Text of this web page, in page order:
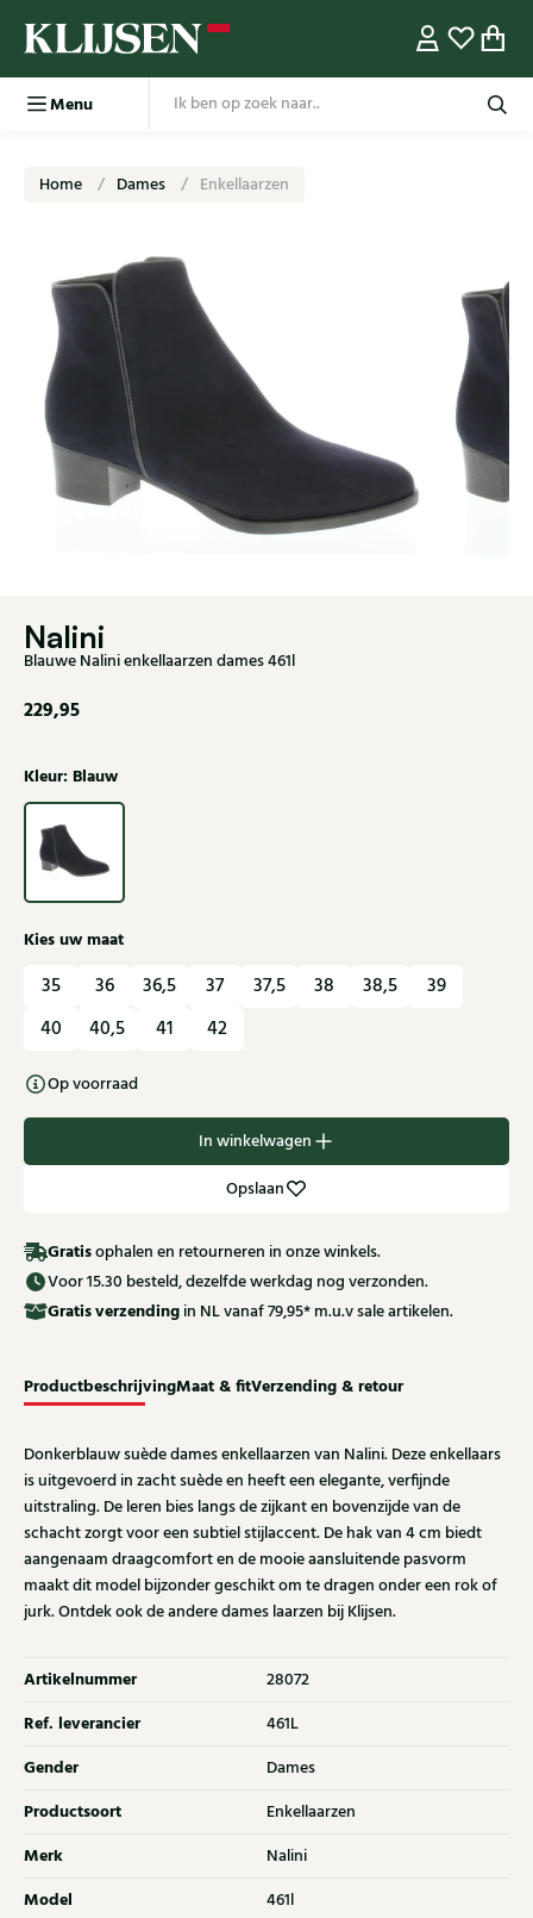
Menu
Home Dames Enkellaarzen
Nalini
Blauwe Nalini enkellaarzen dames 461l
229,95
Kleur: Blauw
Kies uw maat
35 36 36,5 37 37,5 38 38,5
39
40
40,5 41 42
Op voorraad
In winkelwagen
Opslaan
Gratisophalen en retourneren in onze winkels.
Voor 15.30 besteld, dezelfde werkdag nog verzonden.
Gratisverzending in NL vanaf 79,95* m.u.v sale artikelen.
ProductbeschrijvingMaat & fitVerzending & retour
Donkerblauw suède dames enkellaarzen van Nalini. Deze enkellaars
is uitgevoerd in zacht suède en heeft een elegante, verfijnde
uitstraling. De leren bies langs de zijkant en bovenzijde van de
schacht zorgt voor een subtiel stijlaccent. De hak van 4 cm biedt
aangenaam draagcomfort en de mooie aansluitende pasvorm
maakt dit model bijzonder geschikt om te dragen onder een rok of
jurk. Ontdek ook de andere dames laarzen bij Klijsen.
Artikelnummer 28072
Ref. leverancier 461L
Gender Dames
Productsoort Enkellaarzen
Merk Nalini
Model 461l